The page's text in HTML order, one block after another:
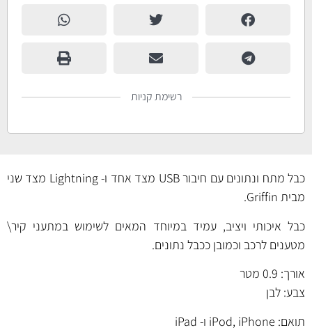
רשימת קניות
כבל מתח ונתונים עם חיבור USB מצד אחד ו- Lightning מצד שני
מבית Griffin.
כבל איכותי ויציב, עמיד במיוחד המאים לשימוש במתעני קיר\
מטענים לרכב וכמובן ככבל נתונים.
אורך: 0.9 מטר
צבע: לבן
תואם: iPod, iPhone ו- iPad